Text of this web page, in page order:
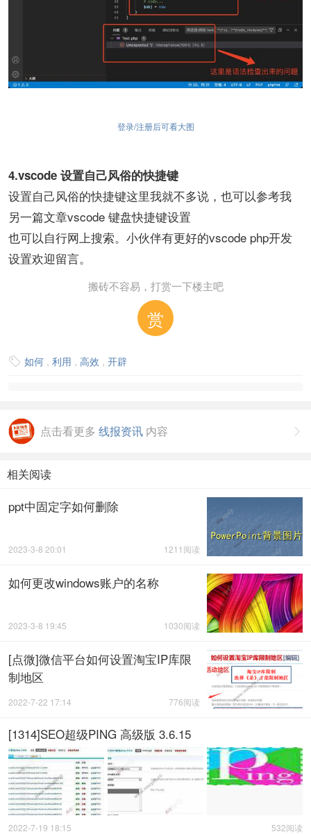
登录/注册后可看大图
4.vscode 设置自己风俗的快捷键
设置自己风俗的快捷键这里我就不多说，也可以参考我
另一篇文章vscode 键盘快捷键设置
也可以自行网上搜索。小伙伴有更好的vscode php开发
设置欢迎留言。
搬砖不容易，打赏一下楼主吧
赏
 如何 , 利用 , 高效 , 开辟

点击看更多 线报资讯 内容
相关阅读
ppt中固定字如何删除
1211阅读
2023-3-8 20:01
如何更改windows账户的名称
1030阅读
2023-3-8 19:45
[点微]微信平台如何设置淘宝IP库限
制地区
776阅读
2022-7-22 17:14
[1314]SEO超级PING 高级版 3.6.15
532阅读
2022-7-19 18:15